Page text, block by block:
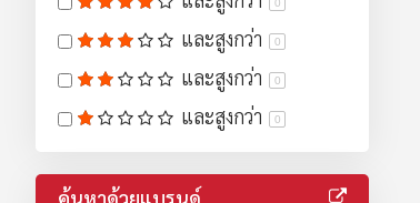
0
และสูงกว่า 0
และสูงกว่า 0
และสูงกว่า 0